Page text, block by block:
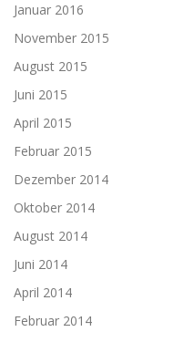
Januar 2016
November 2015
August 2015
Juni 2015
April 2015
Februar 2015
Dezember 2014
Oktober 2014
August 2014
Juni 2014
April 2014
Februar 2014